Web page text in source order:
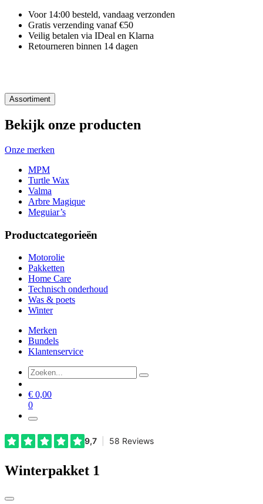
Voor 14:00 besteld, vandaag verzonden
Gratis verzending vanaf €50
Veilig betalen via IDeal en Klarna
Retourneren binnen 14 dagen
Assortiment
Bekijk onze producten
Onze merken
MPM
Turtle Wax
Valma
Arbre Magique
Meguiar’s
Productcategorieën
Motorolie
Pakketten
Home Care
Technisch onderhoud
Was & poets
Winter
Merken
Bundels
Klantenservice
€ 0,00
0
Winterpakket 1